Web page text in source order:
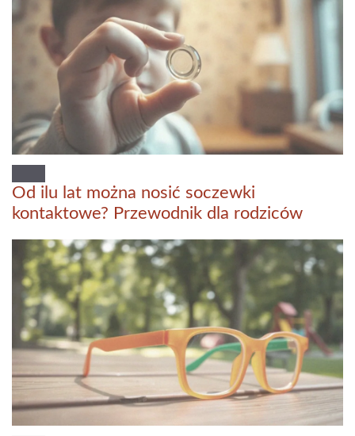
Od ilu lat można nosić soczewki
kontaktowe? Przewodnik dla rodziców